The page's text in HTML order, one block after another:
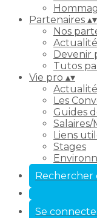
Partenaires ▴▾
Nos
Devenir
Tutos
Vie pro ▴▾
Les
Guides
Liens
Stages
Rechercher
Se